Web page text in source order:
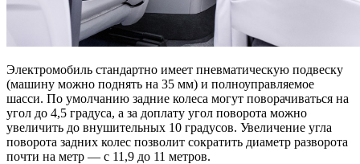
Электромобиль стандартно имеет пневматическую подвеску
(машину можно поднять на 35 мм) и полноуправляемое
шасси. По умолчанию задние колеса могут поворачиваться на
угол до 4,5 градуса, а за доплату угол поворота можно
увеличить до внушительных 10 градусов. Увеличение угла
поворота задних колес позволит сократить диаметр разворота
почти на метр — с 11,9 до 11 метров.